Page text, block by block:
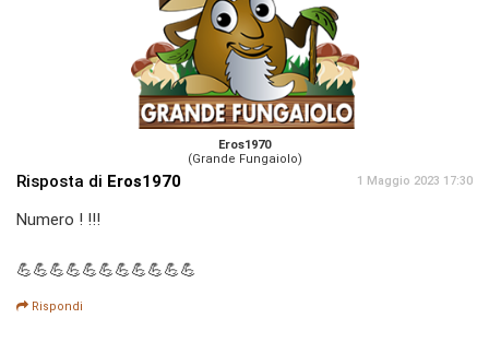
Eros1970
(Grande Fungaiolo)
Risposta di Eros1970 1 Maggio 2023 17:30
Numero ! !!!
💪💪💪💪💪💪💪💪💪💪💪
Rispondi